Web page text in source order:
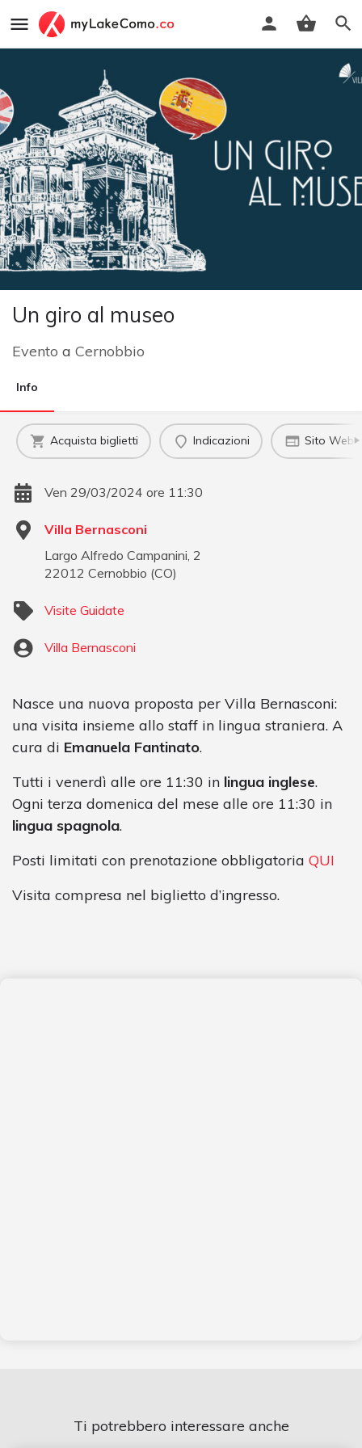
Un giro al museo
Evento a Cernobbio
Info
Acquista biglietti Indicazioni Sito Web
Ven 29/03/2024 ore 11:30
Villa Bernasconi
Largo Alfredo Campanini, 2
22012 Cernobbio (CO)
Visite Guidate
Villa Bernasconi
Nasce una nuova proposta per Villa Bernasconi:
una visita insieme allo staff in lingua straniera. A
cura di Emanuela Fantinato.
Tutti i venerdì alle ore 11:30 in lingua inglese.
Ogni terza domenica del mese alle ore 11:30 in
lingua spagnola.
Posti limitati con prenotazione obbligatoria QUI
Visita compresa nel biglietto d’ingresso.
Ti potrebbero interessare anche